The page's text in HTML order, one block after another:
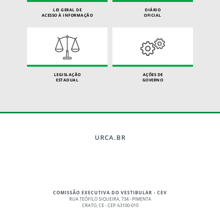
LEI GERAL DE
ACESSO À INFORMAÇÃO
DIÁRIO
OFICIAL
LEGISLAÇÃO
ESTADUAL
AÇÕES DE
GOVERNO
URCA.BR
COMISSÃO EXECUTIVA DO VESTIBULAR - CEV
RUA TEÓFILO SIQUEIRA, 734 - PIMENTA
CRATO, CE - CEP: 63100-010